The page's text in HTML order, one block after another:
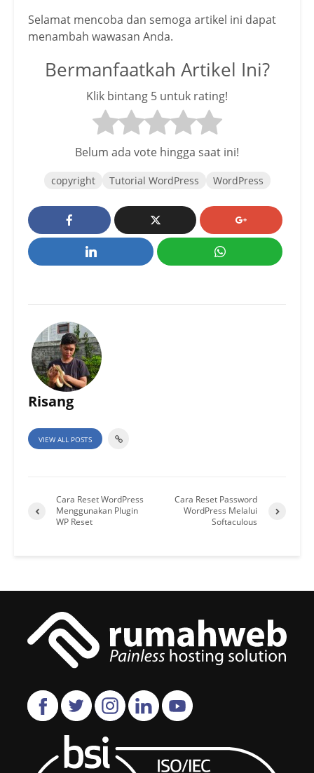
Selamat mencoba dan semoga artikel ini dapat
menambah wawasan Anda.
Bermanfaatkah Artikel Ini?
Klik bintang 5 untuk rating!
Belum ada vote hingga saat ini!
copyright Tutorial WordPress WordPress
Risang
VIEW ALL POSTS
Cara Reset WordPress
Menggunakan Plugin
WP Reset
Cara Reset Password
WordPress Melalui
Softaculous